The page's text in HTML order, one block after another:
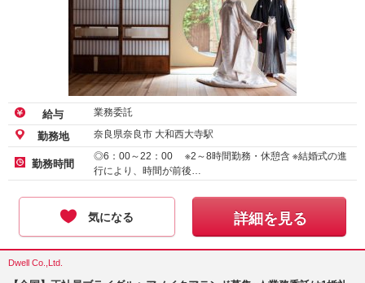
給与 業務委託
勤務地 奈良県奈良市 大和西大寺駅
勤務時間
◎6：00～22：00 ※2～8時間勤務・休憩含 ※結婚式の進
行により、時間が前後…
気になる 詳細を見る
Dwell Co.,Ltd.